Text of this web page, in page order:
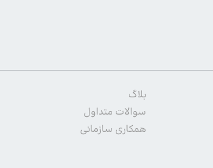
بلاگ
سوالات متداول
همکاری سازمانی